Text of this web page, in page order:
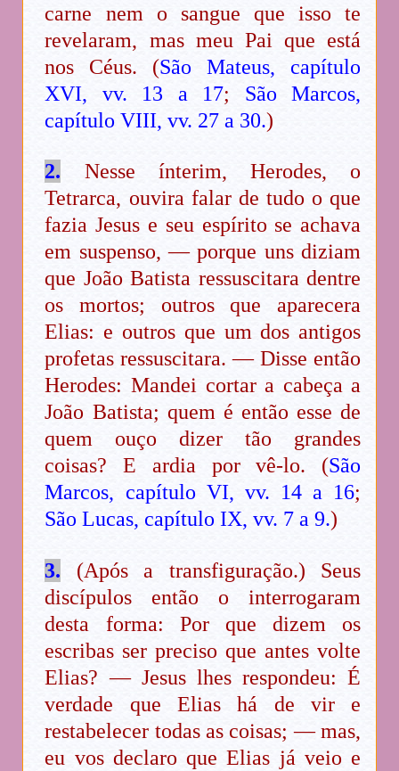
carne nem o sangue que isso te
revelaram, mas meu Pai que está
nos Céus. (São Mateus, capítulo
XVI, vv. 13 a 17; São Marcos,
capítulo VIII, vv. 27 a 30.)
2. Nesse ínterim, Herodes, o
Tetrarca, ouvira falar de tudo o que
fazia Jesus e seu espírito se achava
em suspenso, — porque uns diziam
que João Batista ressuscitara dentre
os mortos; outros que aparecera
Elias: e outros que um dos antigos
profetas ressuscitara. — Disse então
Herodes: Mandei cortar a cabeça a
João Batista; quem é então esse de
quem ouço dizer tão grandes
coisas? E ardia por vê-lo. (São
Marcos, capítulo VI, vv. 14 a 16;
São Lucas, capítulo IX, vv. 7 a 9.)
3. (Após a transfiguração.) Seus
discípulos então o interrogaram
desta forma: Por que dizem os
escribas ser preciso que antes volte
Elias? — Jesus lhes respondeu: É
verdade que Elias há de vir e
restabelecer todas as coisas; — mas,
eu vos declaro que Elias já veio e